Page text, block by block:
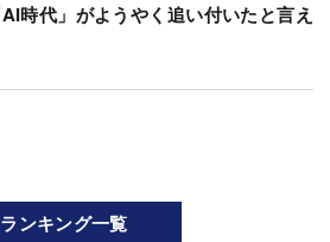
時代」がようやく追い付いたと言え
ランキング一覧